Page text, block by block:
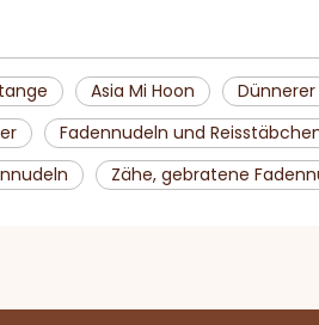
Asia Mi Hoon Dünnerer
Fadennudeln und
Zähe, gebratene